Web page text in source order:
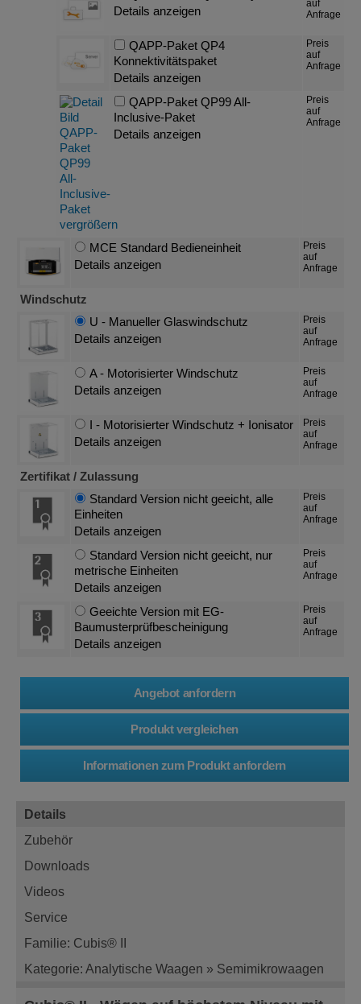
Details anzeigen
auf
Anfrage
QAPP-Paket QP4
Konnektivitätspaket
Details anzeigen
Preis
auf
Anfrage
QAPP-Paket QP99 All-
Inclusive-Paket
Details anzeigen
Preis
auf
Anfrage
MCE Standard Bedieneinheit
Details anzeigen
Preis
auf
Anfrage
Windschutz
U - Manueller Glaswindschutz
Details anzeigen
Preis
auf
Anfrage
A - Motorisierter Windschutz
Details anzeigen
Preis
auf
Anfrage
I - Motorisierter Windschutz + Ionisator
Details anzeigen
Preis
auf
Anfrage
Zertifikat / Zulassung
Standard Version nicht geeicht, alle
Einheiten
Details anzeigen
Preis
auf
Anfrage
Standard Version nicht geeicht, nur
metrische Einheiten
Details anzeigen
Preis
auf
Anfrage
Geeichte Version mit EG-
Baumusterprüfbescheinigung
Details anzeigen
Preis
auf
Anfrage
Details
Zubehör
Downloads
Videos
Service
Familie: Cubis® II
Kategorie: Analytische Waagen » Semimikrowaagen